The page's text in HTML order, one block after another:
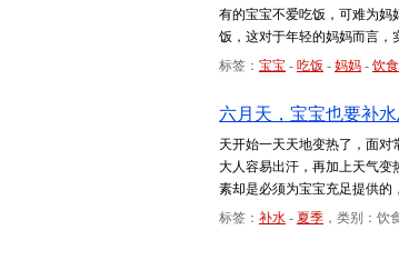
有的宝宝不爱吃饭，可难为妈
饭，这对于年轻的妈妈而言，
标签： 宝宝 - 吃饭 - 妈妈 - 饮食
六月天，宝宝也要补
天开始一天天地变热了，面
大人容易出汗，再加上天气变
素却是必须为宝宝充足提供的
标签： 补水 - 夏季 ，类别：饮